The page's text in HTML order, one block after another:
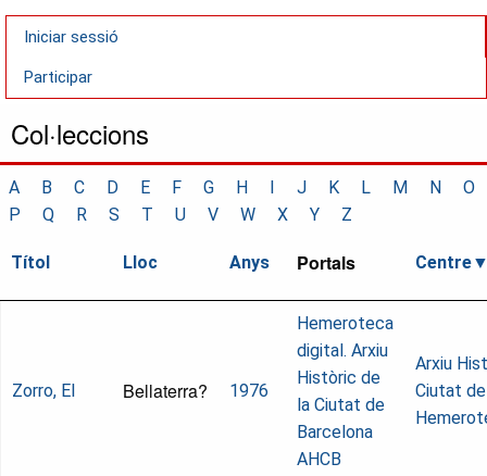
Iniciar sessió
Participar
Col·leccions
A B C D E F G H I J K L M N
O
P
Q R S T U V W X Y Z
Títol Lloc Anys Portals Centre
Zorro, El Bellaterra? 1976
Hemeroteca
digital. Arxiu
Històric de
la Ciutat de
Barcelona
AHCB
Arxiu
Ciutat